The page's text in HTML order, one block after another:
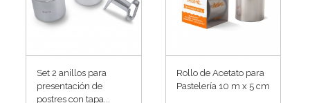
Set 2 anillos para
presentación de
postres con tapa...
Rollo de Acetato para
Pastelería 10 m x 5 cm